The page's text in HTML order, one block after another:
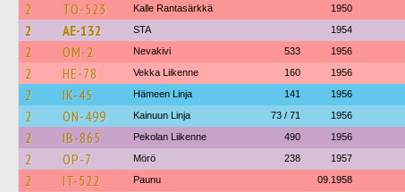
2 TO-523 Kalle Rantasärkkä 1950
2 AE-132 STA 1954
2 OM-2 Nevakivi 533 1956
2 HE-78 Vekka Liikenne 160 1956
2 IK-45 Hämeen Linja 141 1956
2 ON-499 Kainuun Linja 73 / 71 1956
2 IB-865 Pekolan Liikenne 490 1956
2 OP-7 Mörö 238 1957
2 IT-522 Paunu 09.1958